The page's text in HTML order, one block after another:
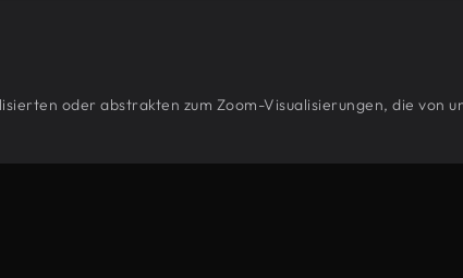
oder abstrakten zum Zoom-Visualisierungen, die von